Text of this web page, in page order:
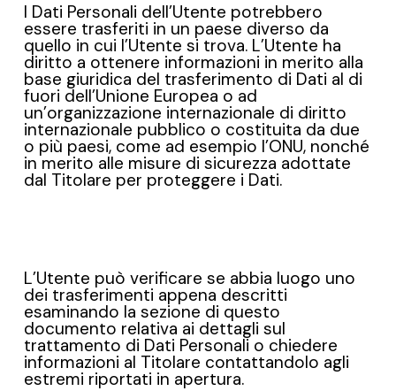
I Dati Personali dell’Utente potrebbero
essere trasferiti in un paese diverso da
quello in cui l’Utente si trova. L’Utente ha
diritto a ottenere informazioni in merito alla
base giuridica del trasferimento di Dati al di
fuori dell’Unione Europea o ad
un’organizzazione internazionale di diritto
internazionale pubblico o costituita da due
o più paesi, come ad esempio l’ONU, nonché
in merito alle misure di sicurezza adottate
dal Titolare per proteggere i Dati.
L’Utente può verificare se abbia luogo uno
dei trasferimenti appena descritti
esaminando la sezione di questo
documento relativa ai dettagli sul
trattamento di Dati Personali o chiedere
informazioni al Titolare contattandolo agli
estremi riportati in apertura.